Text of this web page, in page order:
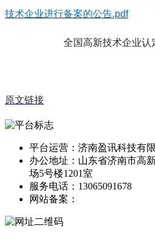
技术企业进行备案的公告.pdf
全国高新技术企业认
原文链接
平台运营：济南盈讯科技有
办公地址：山东省济南市高
场5号楼1201室
服务电话：13065091678
网站备案：